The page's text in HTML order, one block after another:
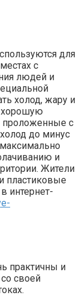
для
с
людей и
холод, жару и
хорошую
проложенные с
до минус
и
Жители
пластиковые
интернет-
практичны и
своей